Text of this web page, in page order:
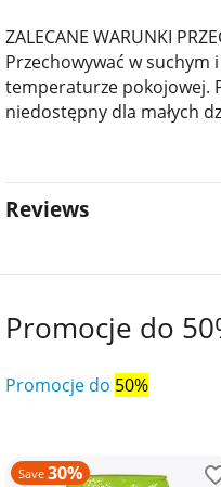
ZALECANE WARUNKI
Przechowywać w suchym
temperaturze pokojowej.
niedostępny dla małych
Reviews
Promocje do
Promocje do 50%
Save 30%